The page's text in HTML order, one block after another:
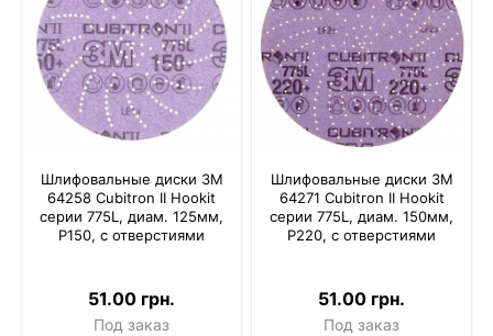
Шлифовальные диски 3M
64258 Cubitron II Hookit
серии 775L, диам. 125мм,
P150, с отверстиями
51.00 грн.
Под заказ
Шлифовальные диски 3M
64271 Cubitron II Hookit
серии 775L, диам. 150мм,
P220, с отверстиями
51.00 грн.
Под заказ